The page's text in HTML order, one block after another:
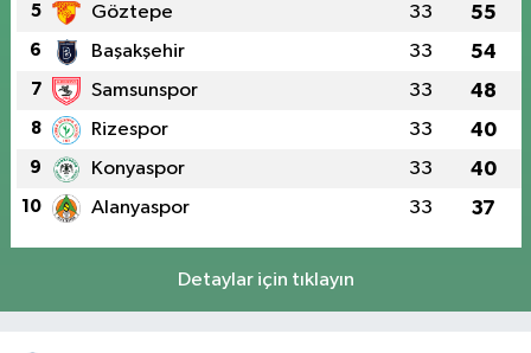
5 Göztepe 33 55
6 Başakşehir 33 54
7 Samsunspor 33 48
8 Rizespor 33 40
9 Konyaspor 33 40
10 Alanyaspor 33 37
Detaylar için tıklayın